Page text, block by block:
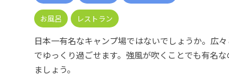
お風呂 レストラン
日本一有名なキャンプ場ではないでしょうか。広
でゆっくり過ごせます。強風が吹くことでも有名
ましょう。